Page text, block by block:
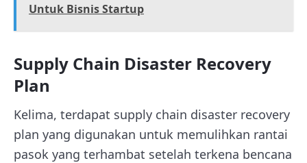
Untuk Bisnis Startup
Supply Chain Disaster Recovery
Plan
Kelima, terdapat supply chain disaster recovery
plan yang digunakan untuk memulihkan rantai
pasok yang terhambat setelah terkena bencana